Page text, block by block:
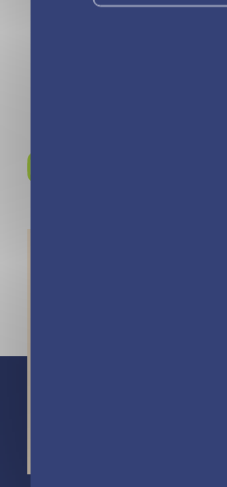
Mon carnet